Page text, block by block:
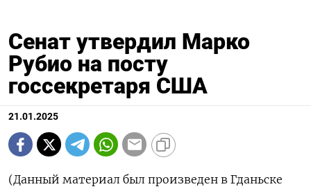
Сенат утвердил Марко
Рубио на посту
госсекретаря США
21.01.2025
(Данный материал был произведен в Гданьске